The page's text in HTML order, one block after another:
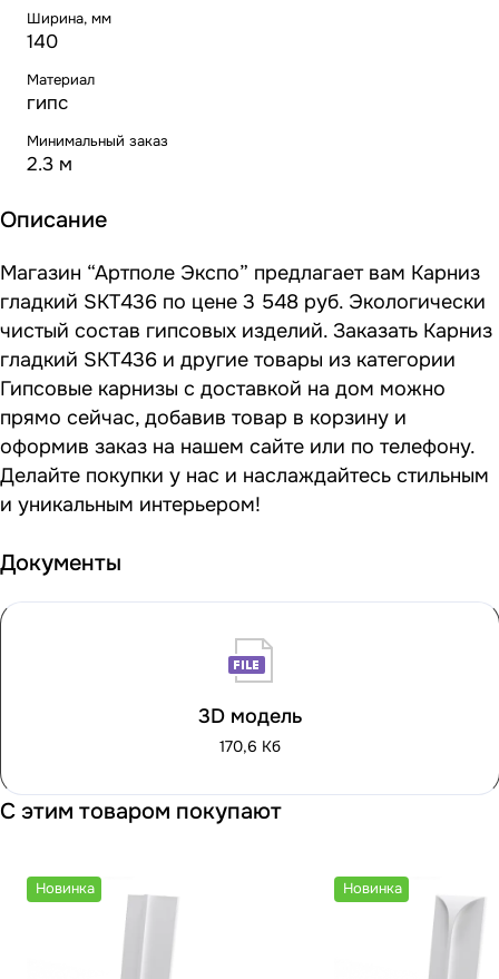
Ширина, мм
140
Материал
гипс
Минимальный заказ
2.3 м
Описание
Магазин “Артполе Экспо” предлагает вам Карниз
гладкий SKT436 по цене 3 548 руб. Экологически
чистый состав гипсовых изделий. Заказать Карниз
гладкий SKT436 и другие товары из категории
Гипсовые карнизы с доставкой на дом можно
прямо сейчас, добавив товар в корзину и
оформив заказ на нашем сайте или по телефону.
Делайте покупки у нас и наслаждайтесь стильным
и уникальным интерьером!
Документы
3D модель
170,6 Кб
С этим товаром покупают
Новинка Новинка